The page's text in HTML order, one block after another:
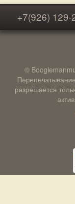
+7(926) 129-
©
разрешается